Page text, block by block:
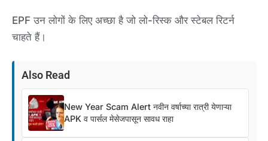
EPF उन लोगों के लिए अच्छा है जो लो-रिस्क और स्टेबल रिटर्न
चाहते हैं।
Also Read
New Year Scam Alert नवीन वर्षाच्या रात्री येणाऱ्या
APK व पार्सल मेसेजपासून सावध राहा